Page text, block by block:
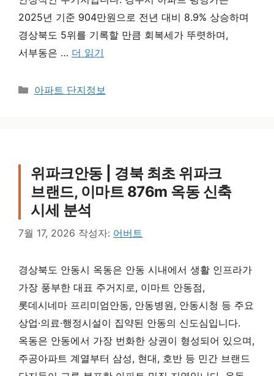
2025년 기준 904만원으로 전년 대비 8.9% 상승하며
경상북도 5위를 기록할 만큼 회복세가 뚜렷하며,
서부동은 … 더 읽기
카테고리
아파트 단지정보
위파크안동 | 경북 최초 위파크
브랜드, 이마트 876m 옥동 신축
시세 분석
7월 17, 2026 작성자: 어버트
경상북도 안동시 옥동은 안동 시내에서 생활 인프라가
가장 풍부한 대표 주거지로, 이마트 안동점,
롯데시네마 프리미엄안동, 안동병원, 안동시청 등 주요
상업·의료·행정시설이 집약된 안동의 신도심입니다.
옥동은 안동에서 가장 번화한 상권이 형성되어 있으며,
주공아파트 계열부터 삼성, 현대, 호반 등 민간 브랜드